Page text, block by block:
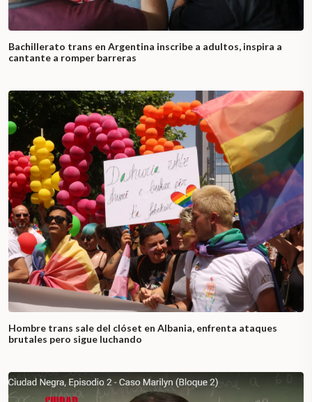
Bachillerato trans en Argentina inscribe a adultos, inspira a
cantante a romper barreras
Hombre trans sale del clóset en Albania, enfrenta ataques
brutales pero sigue luchando